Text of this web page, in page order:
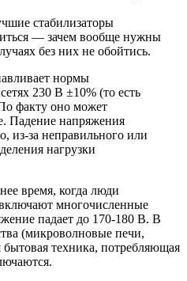
стабилизаторы
— зачем вообще нужны
без них не обойтись.
нормы
230 В ±10% (то есть
факту оно может
Падение напряжения
из-за неправильного или
нагрузки
время, когда люди
многочисленные
падает до 170-180 В. В
(микроволновые печи,
техника, потребляющая